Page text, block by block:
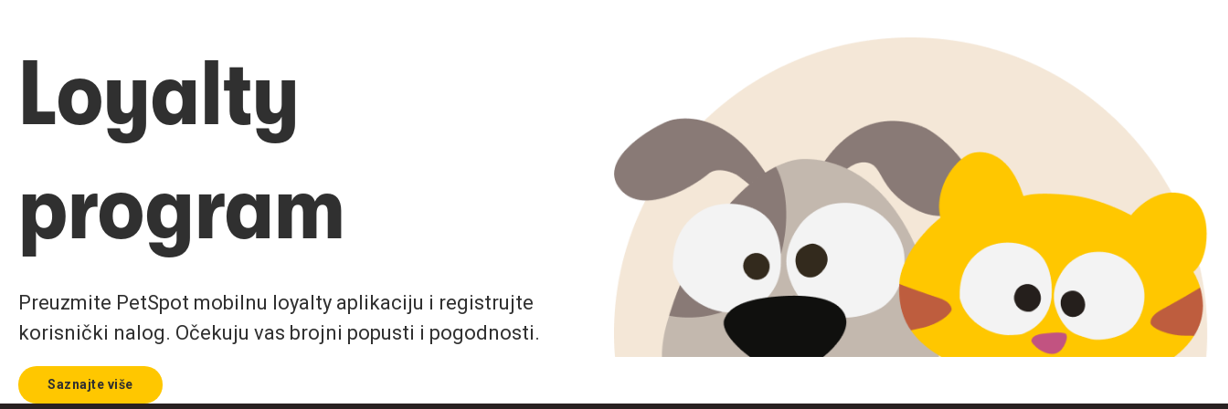
Loyalty
program
Preuzmite PetSpot mobilnu loyalty aplikaciju i registrujte
korisnički nalog. Očekuju vas brojni popusti i pogodnosti.
Saznajte više